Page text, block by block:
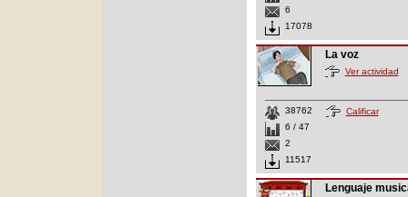
6
17078
La voz
Ver actividad
38762
6 / 47
2
11517
Calificar
Lenguaje